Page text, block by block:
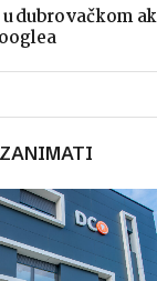
dubrovačkom
ZANIMATI